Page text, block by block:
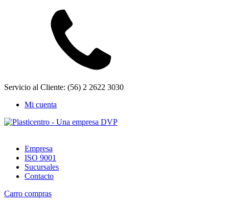
Servicio al Cliente: (56) 2 2622 3030
Mi cuenta
Empresa
ISO 9001
Sucursales
Contacto
Carro compras